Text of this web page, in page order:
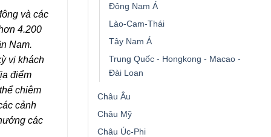
Đông Nam Á
Lào-Cam-Thái
Tây Nam Á
Trung Quốc - Hongkong - Macao -
Đài Loan
Châu Âu
Châu Mỹ
Châu Úc-Phi
và các
4.200
Nam.
vị khách
điểm
chiêm
cảnh
các